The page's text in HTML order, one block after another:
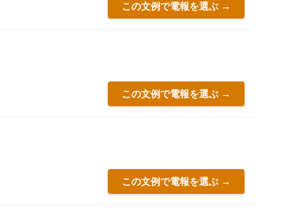
この文例で電報を選ぶ →
この文例で電報を選ぶ →
この文例で電報を選ぶ →